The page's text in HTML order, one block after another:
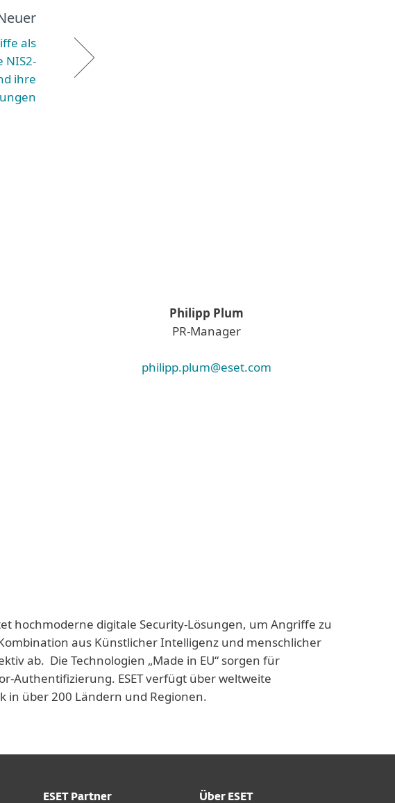
als
NIS2-
ihre
Philipp Plum
PR-Manager
philipp.plum@eset.com
hochmoderne digitale Security-Lösungen, um Angriffe zu
aus Künstlicher Intelligenz und menschlicher
ab. Die Technologien „Made in EU“ sorgen für
Authentifizierung. ESET verfügt über weltweite
in über 200 Ländern und Regionen.
ESET Partner Über ESET